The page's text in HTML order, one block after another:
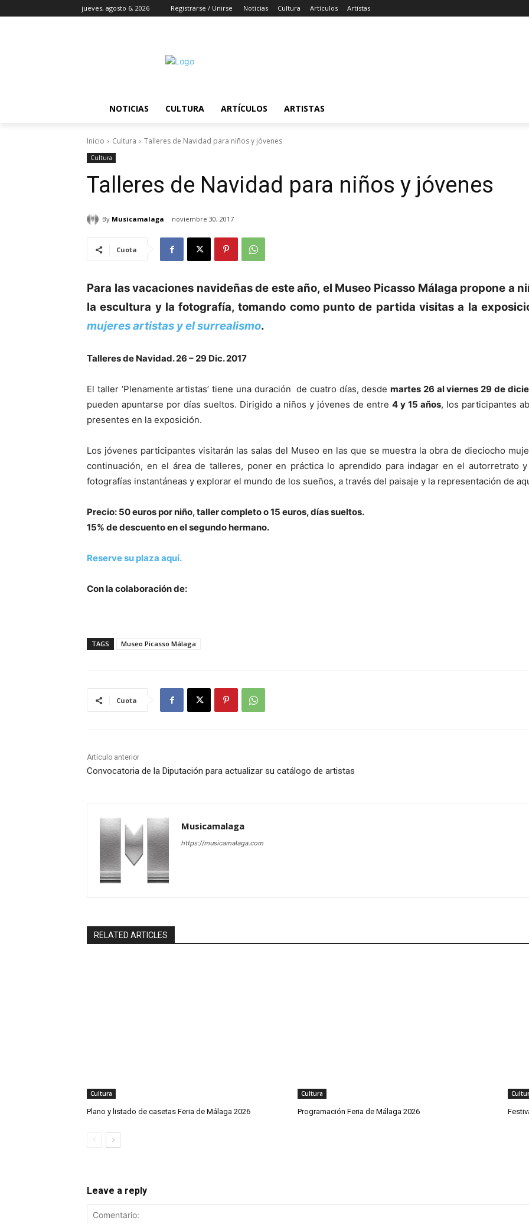
jueves, agosto 6, 2026 Registrarse / Unirse Noticias Cultura Artículos Artistas
NOTICIAS CULTURA ARTÍCULOS ARTISTAS
Inicio Cultura Talleres de Navidad para niños y jóvenes
Cultura
Talleres de Navidad para niños y jóvenes
By Musicamalaga noviembre 30, 2017
Cuota
Para las vacaciones navideñas de este año, el Museo Picasso Málaga propone a
la escultura y la fotografía, tomando como punto de partida visitas a la
mujeres artistas y el surrealismo.
Talleres de Navidad. 26 – 29 Dic. 2017
El taller ‘Plenamente artistas’ tiene una duración de cuatro días, desdemartes 26 al viernes 29 de
pueden apuntarse por días sueltos. Dirigido a niños y jóvenes de entre 4 y 15 años, los participantes
presentes en la exposición.
Los jóvenes participantes visitarán las salas del Museo en las que se muestra la obra de dieciocho
continuación, en el área de talleres, poner en práctica lo aprendido para indagar en el autorretrato
fotografías instantáneas y explorar el mundo de los sueños, a través del paisaje y la representación de
Precio: 50 euros por niño, taller completo o 15 euros, días sueltos.
15% de descuento en el segundo hermano.
Reserve su plaza aquí.
Con la colaboración de:
TAGS Museo Picasso Málaga
Cuota
Artículo anterior
Convocatoria de la Diputación para actualizar su catálogo de artistas
Musicamalaga
https://musicamalaga.com
RELATED ARTICLES
Cultura
Plano y listado de casetas Feria de Málaga 2026
Cultura
Programación Feria de Málaga 2026
Leave a reply